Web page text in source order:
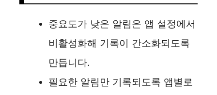
중요도가 낮은 알림은 앱 설정에서
비활성화해 기록이 간소화되도록
만듭니다.
필요한 알림만 기록되도록 앱별로